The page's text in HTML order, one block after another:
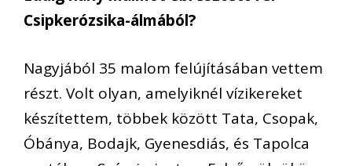
Csipkerózsika-álmából?
Nagyjából 35 malom felújításában vettem
részt. Volt olyan, amelyiknél vízikereket
készítettem, többek között Tata, Csopak,
Óbánya, Bodajk, Gyenesdiás, és Tapolca